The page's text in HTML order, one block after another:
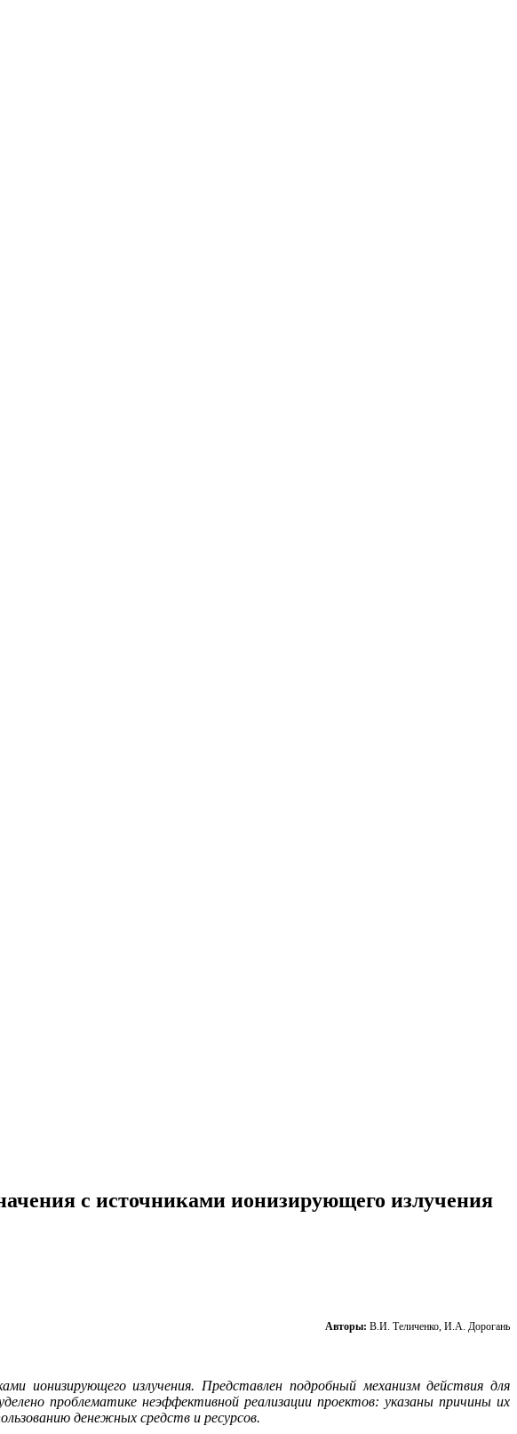
с источниками ионизирующего излучения
Авторы: В.И. Теличенко, И.А. Дорогань
ионизирующего излучения. Представлен подробный механизм действия для
проблематике неэффективной реализации проектов: указаны причины их
денежных средств и ресурсов.